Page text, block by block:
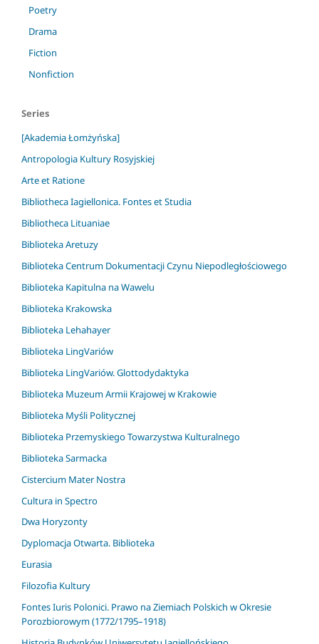
Poetry
Drama
Fiction
Nonfiction
Series
[Akademia Łomżyńska]
Antropologia Kultury Rosyjskiej
Arte et Ratione
Bibliotheca Iagiellonica. Fontes et Studia
Bibliotheca Lituaniae
Biblioteka Aretuzy
Biblioteka Centrum Dokumentacji Czynu Niepodległościowego
Biblioteka Kapitulna na Wawelu
Biblioteka Krakowska
Biblioteka Lehahayer
Biblioteka LingVariów
Biblioteka LingVariów. Glottodydaktyka
Biblioteka Muzeum Armii Krajowej w Krakowie
Biblioteka Myśli Politycznej
Biblioteka Przemyskiego Towarzystwa Kulturalnego
Biblioteka Sarmacka
Cistercium Mater Nostra
Cultura in Spectro
Dwa Horyzonty
Dyplomacja Otwarta. Biblioteka
Eurasia
Filozofia Kultury
Fontes Iuris Polonici. Prawo na Ziemiach Polskich w Okresie
Porozbiorowym (1772/1795–1918)